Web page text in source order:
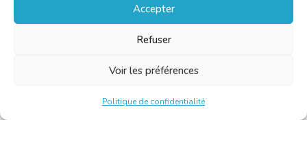
Accepter
Refuser
Voir les préférences
Politique de confidentialité